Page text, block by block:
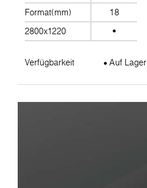
Format(mm)
18
2800x1220
Verfügbarkeit Auf Lager